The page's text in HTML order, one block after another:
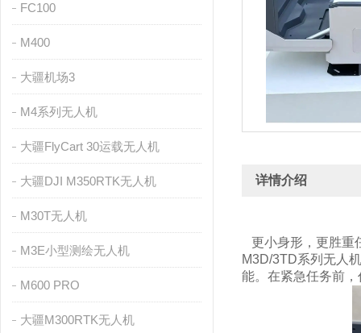
FC100
M400
大疆机场3
M4系列无人机
大疆FlyCart 30运载无人机
大疆DJI M350RTK无人机
M30T无人机
M3E小型测绘无人机
M600 PRO
大疆M300RTK无人机
详情介绍
更小身形，更胜重
M3D/3TD系列无人
能。在紧急任务前